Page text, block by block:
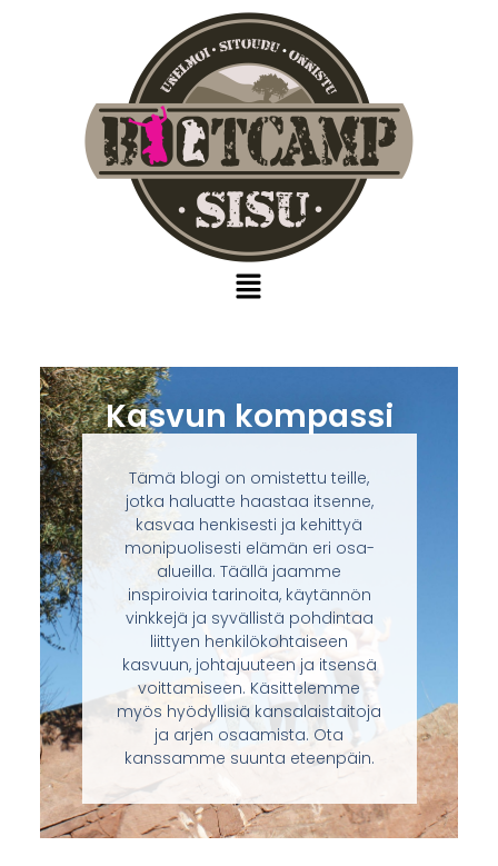
Kasvun kompassi
Tämä blogi on omistettu teille,
jotka haluatte haastaa itsenne,
kasvaa henkisesti ja kehittyä
monipuolisesti elämän eri osa-
alueilla. Täällä jaamme
inspiroivia tarinoita, käytännön
vinkkejä ja syvällistä pohdintaa
liittyen henkilökohtaiseen
kasvuun, johtajuuteen ja itsensä
voittamiseen. Käsittelemme
myös hyödyllisiä kansalaistaitoja
ja arjen osaamista. Ota
kanssamme suunta eteenpäin.